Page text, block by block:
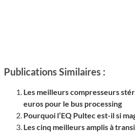
Publications Similaires :
Les meilleurs compresseurs
euros pour le bus processing
Pourquoi l’EQ Pultec est-il si
Les cinq meilleurs amplis à